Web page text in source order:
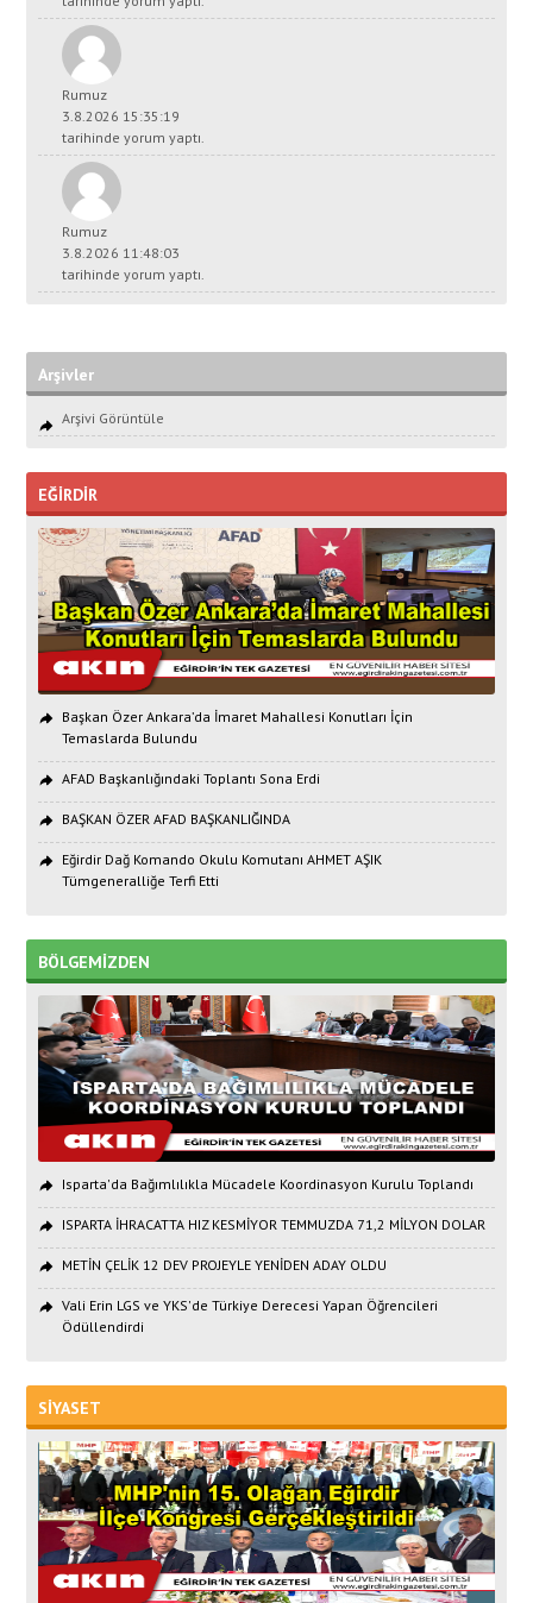
Rumuz
3.8.2026 15:35:19
tarihinde yorum yaptı.
Rumuz
3.8.2026 11:48:03
tarihinde yorum yaptı.
Arşivler
Arşivi Görüntüle
EĞİRDİR
Başkan Özer Ankara’da İmaret Mahallesi Konutları İçin
Temaslarda Bulundu
AFAD Başkanlığındaki Toplantı Sona Erdi
BAŞKAN ÖZER AFAD BAŞKANLIĞINDA
Eğirdir Dağ Komando Okulu Komutanı AHMET AŞIK
Tümgeneralliğe Terfi Etti
BÖLGEMİZDEN
Isparta'da Bağımlılıkla Mücadele Koordinasyon Kurulu Toplandı
ISPARTA İHRACATTA HIZ KESMİYOR TEMMUZDA 71,2 MİLYON DOLAR
METİN ÇELİK 12 DEV PROJEYLE YENİDEN ADAY OLDU
Vali Erin LGS ve YKS'de Türkiye Derecesi Yapan Öğrencileri
Ödüllendirdi
SİYASET